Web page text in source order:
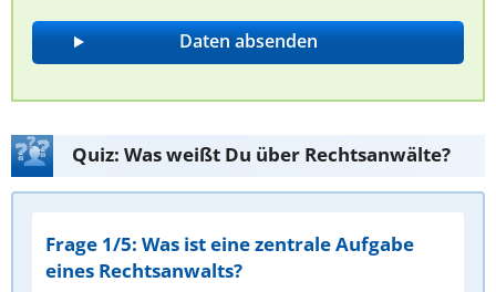
Quiz: Was weißt Du über Rechtsanwälte?
Frage 1/5: Was ist eine zentrale Aufgabe
eines Rechtsanwalts?